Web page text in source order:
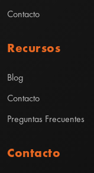
Contacto
Recursos
Blog
Contacto
Preguntas Frecuentes
Contacto